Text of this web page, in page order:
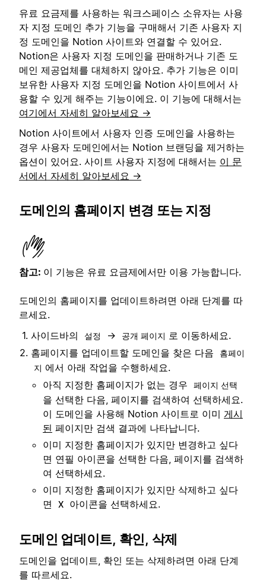
유료 요금제를 사용하는 워크스페이스 소유자는 사용
자 지정 도메인 추가 기능을 구매해서 기존 사용자 지
정 도메인을 Notion 사이트와 연결할 수 있어요.
Notion은 사용자 지정 도메인을 판매하거나 기존 도
메인 제공업체를 대체하지 않아요. 추가 기능은 이미
보유한 사용자 지정 도메인을 Notion 사이트에서 사
용할 수 있게 해주는 기능이에요. 이 기능에 대해서는
여기에서 자세히 알아보세요 →
Notion 사이트에서 사용자 인증 도메인을 사용하는
경우 사용자 도메인에서는 Notion 브랜딩을 제거하는
옵션이 있어요. 사이트 사용자 지정에 대해서는 이 문
서에서 자세히 알아보세요 →
도메인의 홈페이지 변경 또는 지정
참고: 이 기능은 유료 요금제에서만 이용 가능합니다.
도메인의 홈페이지를 업데이트하려면 아래 단계를 따
르세요.
사이드바의
설정 → 공개 페이지 로 이동하세요.
홈페이지를 업데이트할 도메인을 찾은 다음
홈페이
지 에서 아래 작업을 수행하세요.
아직 지정한 홈페이지가 없는 경우
페이지 선택
을 선택한 다음, 페이지를 검색하여 선택하세요.
이 도메인을 사용해 Notion 사이트로 이미 게시
된 페이지만 검색 결과에 나타납니다.
이미 지정한 홈페이지가 있지만 변경하고 싶다
면 연필 아이콘을 선택한 다음, 페이지를 검색하
여 선택하세요.
이미 지정한 홈페이지가 있지만 삭제하고 싶다
면
X 아이콘을 선택하세요.
도메인 업데이트, 확인, 삭제
도메인을 업데이트, 확인 또는 삭제하려면 아래 단계
를 따르세요.